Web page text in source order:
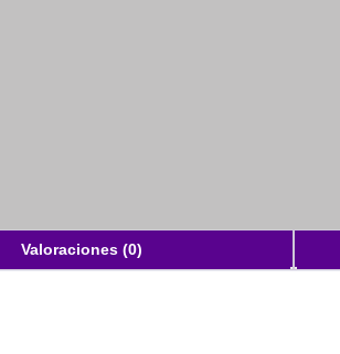
Valoraciones (0)